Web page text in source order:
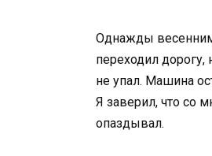
Однажды
переходил
не упал. Машина
Я заверил, что со
опаздывал.